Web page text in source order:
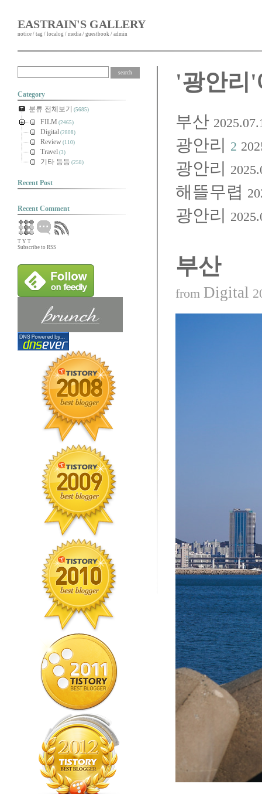
EASTRAIN'S GALLERY
notice / tag / localog / media / guestbook / admin
Category
분류 전체보기 (5685)
FILM (2465)
Digital (2808)
Review (110)
Travel (3)
기타 등등 (258)
Recent Post
Recent Comment
T Y T
Subscribe to RSS
'광안리'
부산
광안리 2
광안리
해뜰무렵
광안리
부산
from Digital